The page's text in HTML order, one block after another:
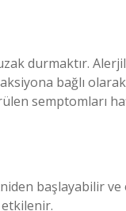
durmaktır.
bağlı
semptomları
başlayabilir